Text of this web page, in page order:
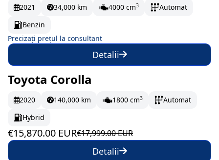
2021 34,000 km 4000 cm3
Automat
Benzin
Precizați prețul la consultant
Detalii
În stoc 264.5 EUR/lună
Toyota Corolla
2020 140,000 km 1800 cm3
Automat
Hybrid
€15,870.00 EUR€17,999.00 EUR
Detalii